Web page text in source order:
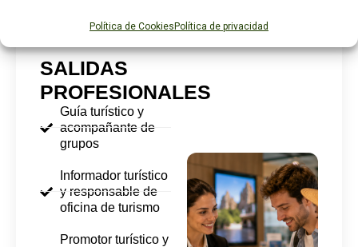
Política de CookiesPolítica de privacidad
SALIDAS
PROFESIONALES
Guía turístico y
acompañante de
grupos
Informador turístico
y responsable de
oficina de turismo
Promotor turístico y